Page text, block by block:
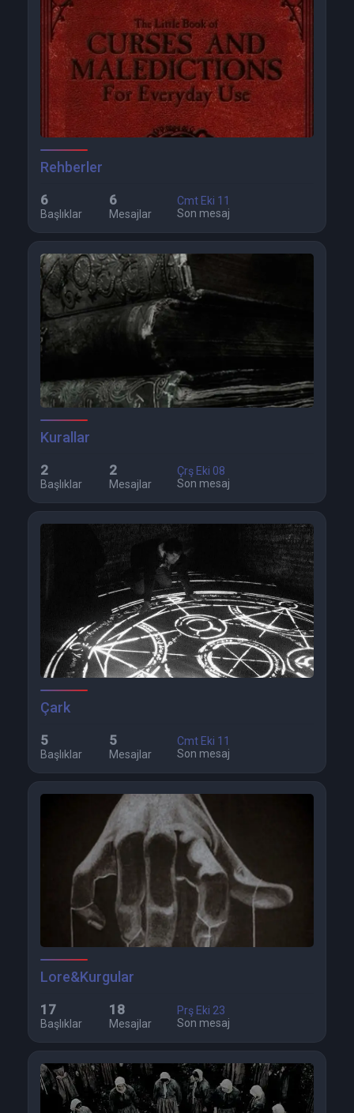
Rehberler
6
Başlıklar
6
Mesajlar
Cmt Eki 11
Son mesaj
Kurallar
2
Başlıklar
2
Mesajlar
Çrş Eki 08
Son mesaj
Çark
5
Başlıklar
5
Mesajlar
Cmt Eki 11
Son mesaj
Lore&Kurgular
17
Başlıklar
18
Mesajlar
Prş Eki 23
Son mesaj